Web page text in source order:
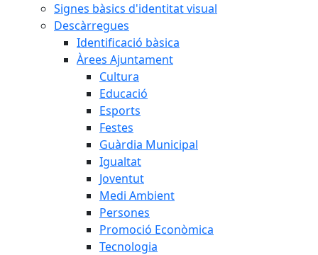
Signes bàsics d'identitat visual
Descàrregues
Identificació bàsica
Àrees Ajuntament
Cultura
Educació
Esports
Festes
Guàrdia Municipal
Igualtat
Joventut
Medi Ambient
Persones
Promoció Econòmica
Tecnologia